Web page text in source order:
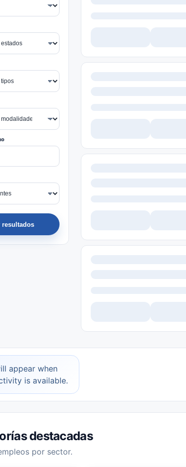
resultados
appear when
is available.
destacadas
por sector.